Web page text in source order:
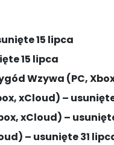
15 lipca
15 lipca
Wzywa (PC,
xCloud) –
xCloud) –
– usunięte 31